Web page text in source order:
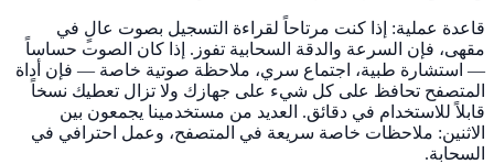
قاعدة عملية: إذا كنت مرتاحاً لقراءة التسجيل بصوت عالٍ في
مقهى، فإن السرعة والدقة السحابية تفوز. إذا كان الصوت حساساً
— استشارة طبية، اجتماع سري، ملاحظة صوتية خاصة — فإن أداة
المتصفح تحافظ على كل شيء على جهازك ولا تزال تعطيك نسخاً
قابلاً للاستخدام في دقائق. العديد من مستخدمينا يجمعون بين
الاثنين: ملاحظات خاصة سريعة في المتصفح، وعمل احترافي في
السحابة.